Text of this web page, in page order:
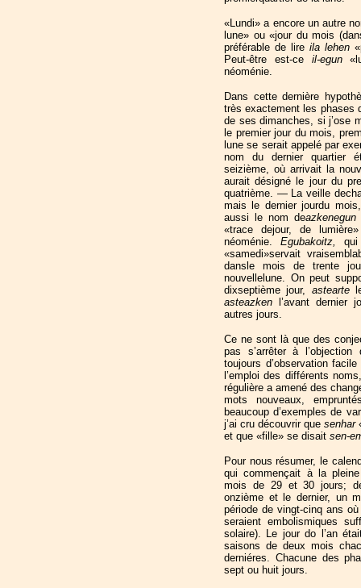
«Lundi» a encore un autre
lune» ou «jour du mois
préférable de lireila lehen
Peut-être est-ce il-egun
néoménie.
Dans cette dernière
très exactement les phases
de ses dimanches, si j’ose
le premier jour du mois,
lune se serait appelé par
nom du dernier quartier
seizième, où arrivait la
aurait désigné le jour du
quatrième. — La veille
mais le dernier jourdu
aussi le nom deazkenegun
«trace dejour, de
néoménie. Egubakoitz,
«samedi»servait
dansle mois de trente
nouvellelune. On peut
dixseptième jour, astearte
asteazken
l’avant dernier
autres jours.
Ce ne sont là que des
pas s’arrêter à
toujours d’observation
l’emploi des différents
régulière a amené des
mots nouveaux,
beaucoup d’exemples de
j’ai cru découvrir que senhar
et que «fille» se disait sen-
Pour nous résumer, le
qui commençait à la pleine
mois de 29 et 30 jours;
onzième et le dernier, un
période de vingt-cinq ans
seraient embolismiques
solaire). Le jour do l’an
saisons de deux mois
derniéres. Chacune des
sept ou huit jours.